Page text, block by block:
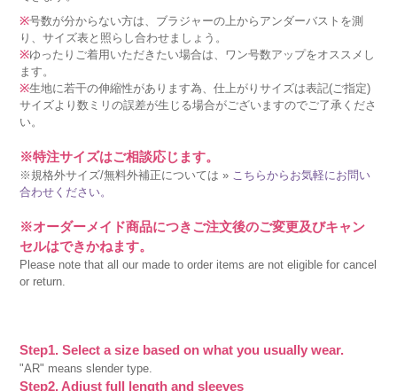
※号数が分からない方は、ブラジャーの上からアンダーバストを測
り、サイズ表と照らし合わせましょう。
※ゆったりご着用いただきたい場合は、ワン号数アップをオススメし
ます。
※生地に若干の伸縮性があります為、仕上がりサイズは表記(ご指定)
サイズより数ミリの誤差が生じる場合がございますのでご了承くださ
い。
※特注サイズはご相談応じます。
※規格外サイズ/無料外補正については » こちらからお気軽にお問い
合わせください。
※オーダーメイド商品につきご注文後のご変更及びキャン
セルはできかねます。
Please note that all our made to order items are not eligible for cancel
or return.
Step1. Select a size based on what you usually wear.
"AR" means slender type.
Step2. Adjust full length and sleeves